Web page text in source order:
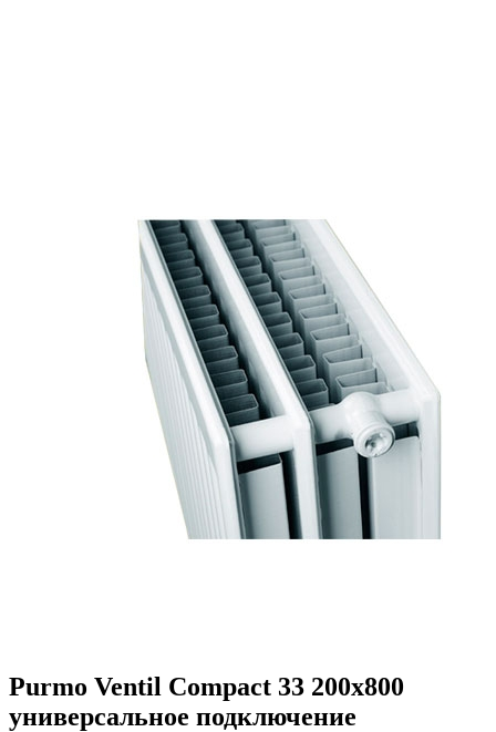
Purmo Ventil Compact 33 200x800
универсальное подключение